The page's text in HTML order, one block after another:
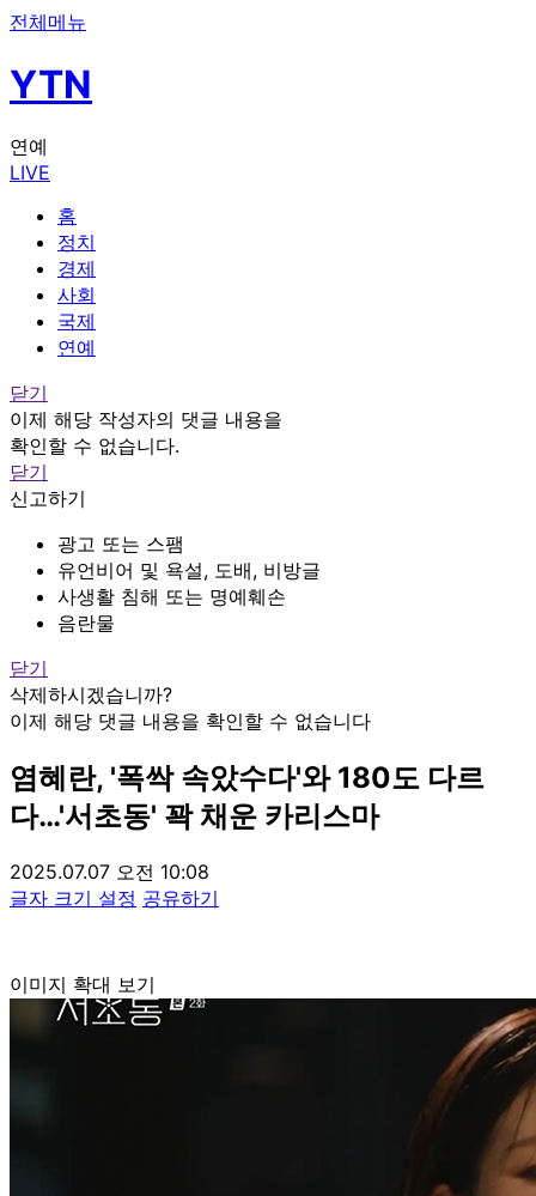
전체메뉴
YTN
연예
LIVE
홈
정치
경제
사회
국제
연예
닫기
이제 해당 작성자의 댓글 내용을
확인할 수 없습니다.
닫기
신고하기
광고 또는 스팸
유언비어 및 욕설, 도배, 비방글
사생활 침해 또는 명예훼손
음란물
닫기
삭제하시겠습니까?
이제 해당 댓글 내용을 확인할 수 없습니다
염혜란, '폭싹 속았수다'와 180도 다르
다…'서초동' 꽉 채운 카리스마
2025.07.07 오전 10:08
글자 크기 설정 공유하기
이미지 확대 보기